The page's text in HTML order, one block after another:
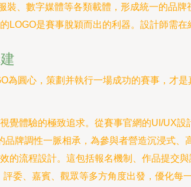
、數字媒體等各類載體，形成統一的品牌
LOGO是賽事脫穎而出的利器。設計師需
圓心，策劃并執行一場成功的賽事，才
體驗的極致追求。從賽事官網的UI/UX設
牌調性一脈相承，為參與者營造沉浸式、
的流程設計。這包括報名機制、作品提交
委、嘉賓、觀眾等多方角度出發，優化每